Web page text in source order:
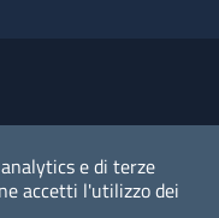
e di terze
accetti l'utilizzo dei